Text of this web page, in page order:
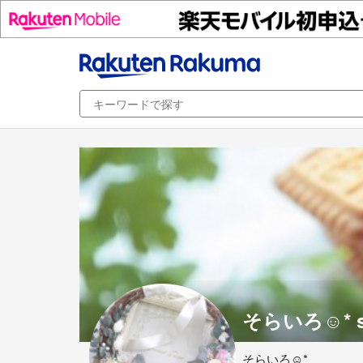
そらいろ☺︎*
そらいろ☺︎*